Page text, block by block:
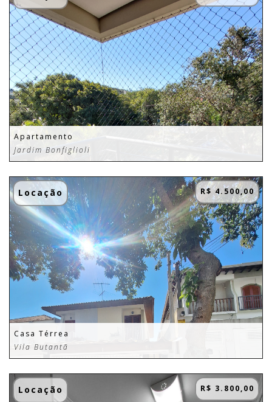
Apartamento
Jardim Bonfiglioli
Locação R$ 4.500,00
Casa Térrea
Vila Butantã
Locação R$ 3.800,00